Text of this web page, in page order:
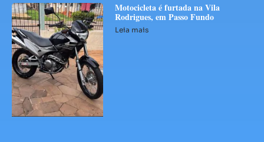
Motocicleta é furtada na Vila
Rodrigues, em Passo Fundo
Leia mais